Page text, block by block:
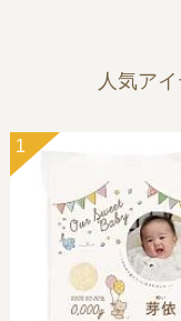
人気ア
1